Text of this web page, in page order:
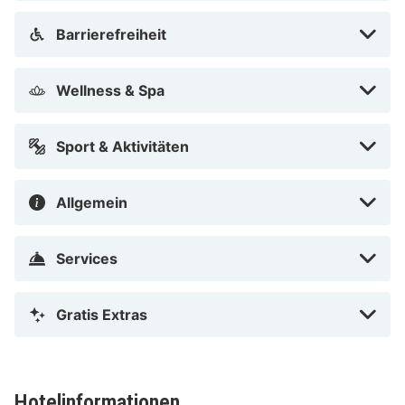
Barrierefreiheit
Wellness & Spa
Sport & Aktivitäten
Allgemein
Services
Gratis Extras